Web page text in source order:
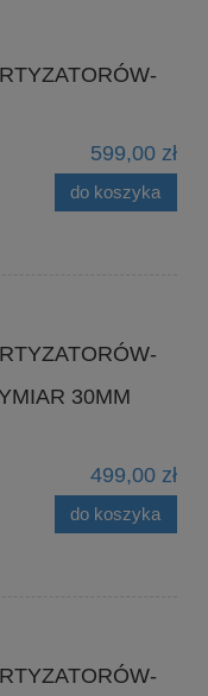
599,00 zł
do koszyka
30MM
499,00 zł
do koszyka